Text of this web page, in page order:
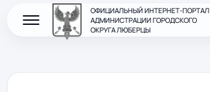
ОФИЦИАЛЬНЫЙ ИНТЕРНЕТ-ПОРТАЛ
АДМИНИСТРАЦИИ ГОРОДСКОГО
ОКРУГА ЛЮБЕРЦЫ